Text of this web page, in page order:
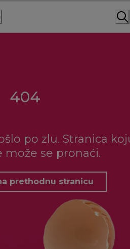
404
po zlu. Stranica
može se pronaći.
prethodnu stranicu